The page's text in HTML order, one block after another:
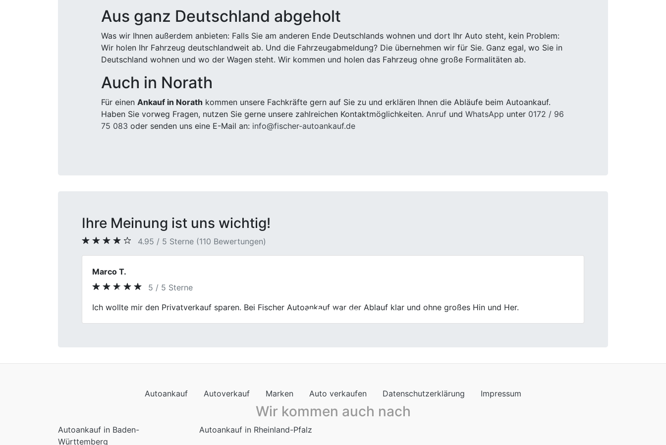
Aus ganz Deutschland abgeholt
Was wir Ihnen außerdem anbieten: Falls Sie am anderen Ende Deutschlands wohnen und dort Ihr Auto steht, kein Problem:
Wir holen Ihr Fahrzeug deutschlandweit ab. Und die Fahrzeugabmeldung? Die übernehmen wir für Sie. Ganz egal, wo Sie in
Deutschland wohnen und wo der Wagen steht. Wir kommen und holen das Fahrzeug ohne große Formalitäten ab.
Auch in Norath
Für einen Ankauf in Norath kommen unsere Fachkräfte gern auf Sie zu und erklären Ihnen die Abläufe beim Autoankauf.
Haben Sie vorweg Fragen, nutzen Sie gerne unsere zahlreichen Kontaktmöglichkeiten. Anruf und WhatsApp unter 0172 / 96
75 083 oder senden uns eine E-Mail an: info@fischer-autoankauf.de
Ihre Meinung ist uns wichtig!
4.95 / 5 Sterne (110 Bewertungen)
Timo Schmidt
5 / 5 Sterne
Also ich kann den Autoverkauf bei Fischer Autoankauf echt empfehlen. Die Mitarbeiter dort waren total nett und die Bewertung
Marken Datenschutzerklärung
Wir kommen auch nach
Autoankauf in Baden-